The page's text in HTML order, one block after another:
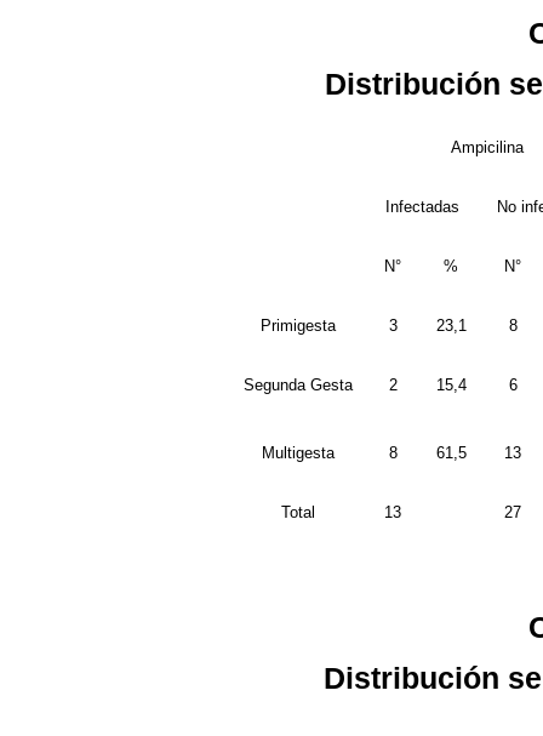
Distribución
Ampicilina
Infectadas No
N° % N°
Primigesta 3 23,1 8
Segunda Gesta 2 15,4 6
Multigesta 8 61,5 13
Total 13 27
Distribución